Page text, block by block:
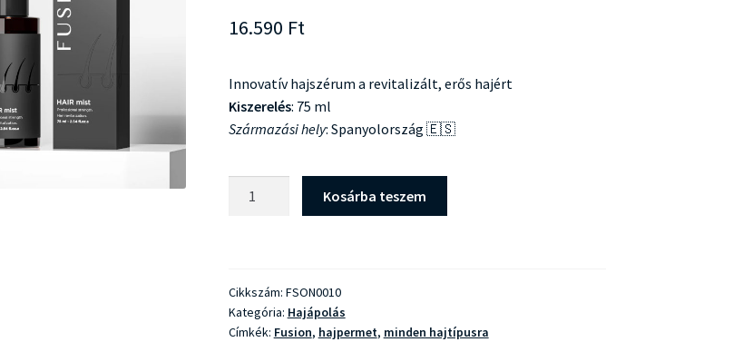
16.590 Ft
Innovatív hajszérum a revitalizált, erős hajért
Kiszerelés: 75 ml
Származási hely: Spanyolország 🇪🇸
Kosárba teszem
Cikkszám: FSON0010
Kategória: Hajápolás
Címkék: Fusion, hajpermet, minden hajtípusra